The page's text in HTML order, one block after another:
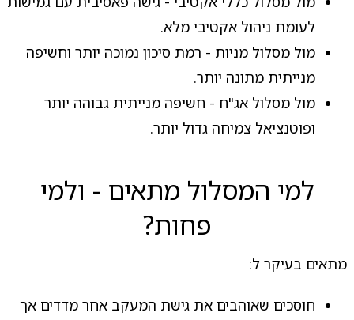
לעומת ניהול אקטיבי מלא.
מול מסלול מניות - רמת סיכון נמוכה יותר וחשיפה
מנייתית מתונה יותר.
מול מסלול אג"ח - חשיפה מנייתית גבוהה יותר
ופוטנציאל צמיחה גדול יותר.
למי המסלול מתאים - ולמי
פחות?
מתאים בעיקר ל:
חוסכים שאוהבים את גישת המעקב אחר מדדים אך